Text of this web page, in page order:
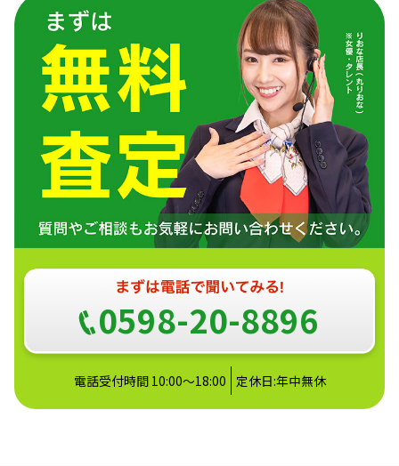
0598-20-8896
電話受付時間 10:00～18:00 定休日:年中無休